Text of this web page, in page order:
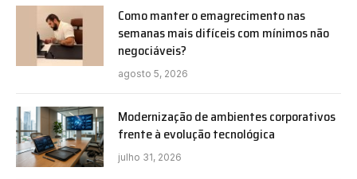
Como manter o emagrecimento nas
semanas mais difíceis com mínimos não
negociáveis?
agosto 5, 2026
Modernização de ambientes corporativos
frente à evolução tecnológica
julho 31, 2026